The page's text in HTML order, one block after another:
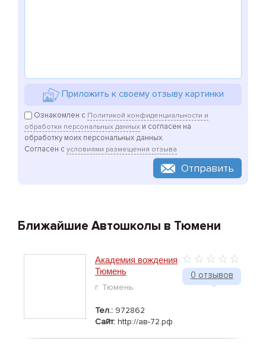
Приложить к своему отзыву картинки
Ознакомлен с Политикой конфиденциальности и
обработки персональных данных и согласен на
обработку моих персональных данных.
Согласен с условиями размещения отзыва
Отправить
Ближайшие Автошколы в Тюмени
0 отзывов
Академия вождения
Тюмень
г. Тюмень
Тел.: 972862
Сайт: http://ав-72.рф